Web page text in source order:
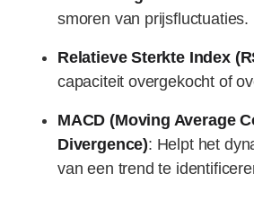
smoren van prijsfluctuaties.
Relatieve Sterkte Index
capaciteit overgekocht of
MACD (Moving Average
Divergence): Helpt het
van een trend te